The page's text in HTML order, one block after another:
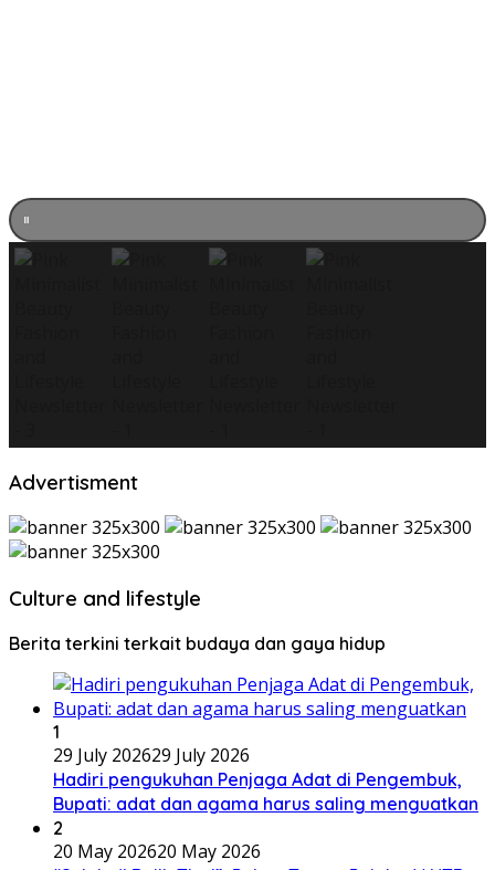
Advertisment
Culture and lifestyle
Berita terkini terkait budaya dan gaya hidup
1
29 July 202629 July 2026
Hadiri pengukuhan Penjaga Adat di Pengembuk,
Bupati: adat dan agama harus saling menguatkan
2
20 May 202620 May 2026